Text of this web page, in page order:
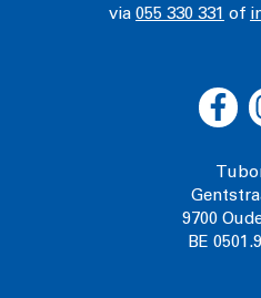
via 055 330 331 of
9700
BE